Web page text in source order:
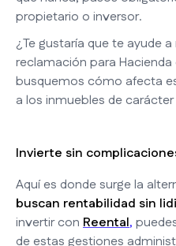
propietario o inversor.
¿Te gustaría que te ayude
reclamación para
busquemos cómo afecta
a los inmuebles de
Invierte sin
Aquí es donde surge la
buscan rentabilidad sin
invertir con Reental,
de estas gestiones